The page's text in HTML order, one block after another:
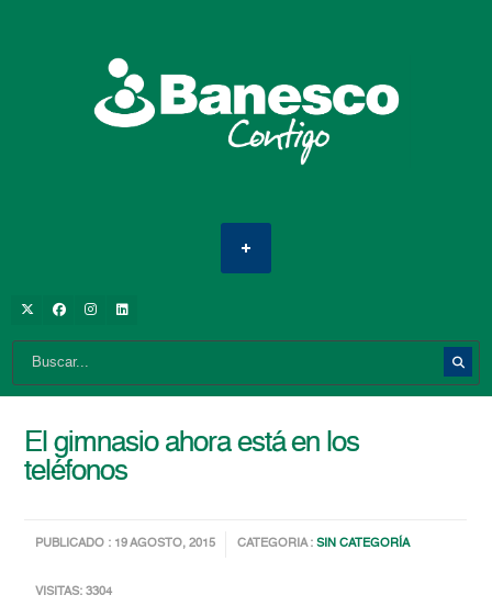
El gimnasio ahora está en los
teléfonos
PUBLICADO : 19 AGOSTO, 2015 CATEGORIA :SIN CATEGORÍA
VISITAS: 3304